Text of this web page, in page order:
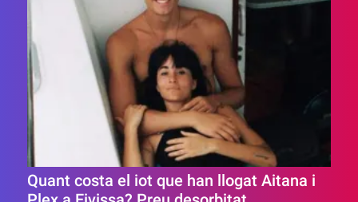
Quant costa el iot que han llogat Aitana i